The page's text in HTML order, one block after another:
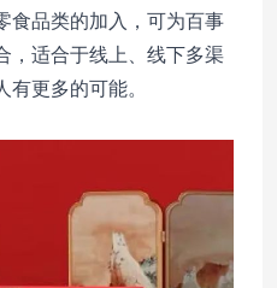
食品类的加入，可为百事
，适合于线上、线下多渠
更多的可能。